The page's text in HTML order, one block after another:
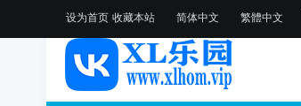
设为首页 收藏本站 简体中文 繁體中文